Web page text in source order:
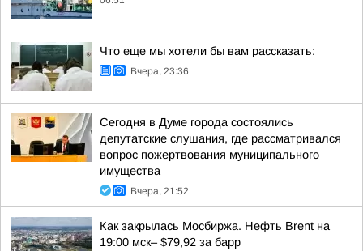
Что еще мы хотели бы вам рассказать:
Вчера, 23:36
Сегодня в Думе города состоялись
депутатские слушания, где рассматривался
вопрос пожертвования муниципального
имущества
Вчера, 21:52
Как закрылась Мосбиржа. Нефть Brent на
19:00 мск– $79,92 за барр